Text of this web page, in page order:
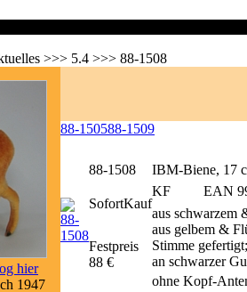
>>> 5.4 >>> 88-1508
88-150588-1509
88-1508
IBM-Biene, 17
KF
EAN
aus schwarzem
aus gelbem &
Stimme
an schwarzer
ohne Kopf-
SofortKauf
Festpreis
88 €